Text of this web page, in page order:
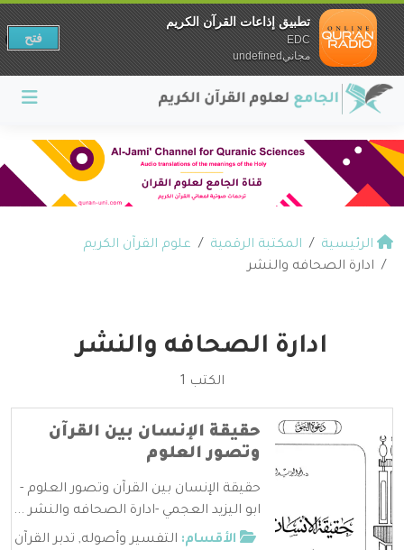
الرئيسية المكتبة الرقمية
علوم القرآن الكريم
ادارة الصحافه والنشر
ادارة الصحافه والنشر
الكتب 1
حقيقة الإنسان بين القرآن
وتصور العلوم
حقيقة الإنسان بين القرآن وتصور العلوم -
ابو اليزيد العجمي -ادارة الصحافه والنشر ...
الأقسام: التفسير وأصوله, تدبر القرآن
تطبيق إذاعات القرآن الكريم
EDC
مجانيundefined
فتح